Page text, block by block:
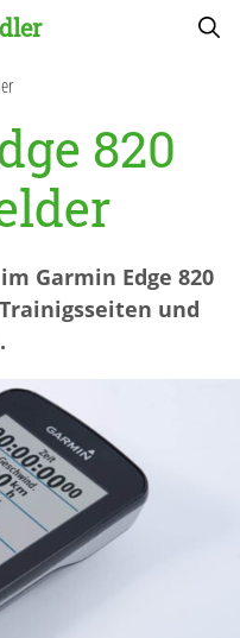
820
Garmin Edge 820
und